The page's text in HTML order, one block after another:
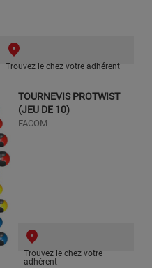
Trouvez le chez votre adhérent
TOURNEVIS PROTWIST
(JEU DE 10)
FACOM
Trouvez le chez votre
adhérent